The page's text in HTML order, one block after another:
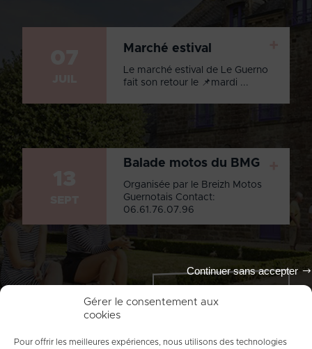
Gérer le consentement aux
cookies
Pour offrir les meilleures expériences, nous utilisons des technologies
Continuer sans accepter
Marché estival
Le marché estival de Le Guerno
fait son retour le 📌mardi ...
Balade motos du BMG
Organisée par le Breizh Motos
Guernotais Contact:
06.61.76.07.96